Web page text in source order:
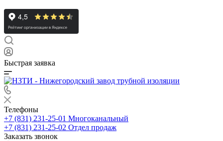
Быстрая заявка
Телефоны
+7 (831) 231-25-01 Многоканальный
+7 (831) 231-25-02 Отдел продаж
Заказать звонок